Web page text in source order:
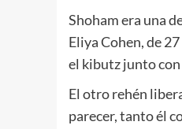
Shoham era una
Eliya Cohen, de
el kibutz junto con
El otro rehén
parecer, tanto él